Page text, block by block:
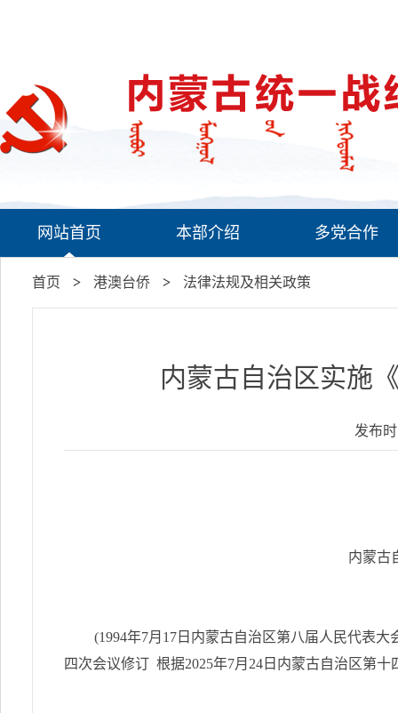
网站首页 本部介绍 多党合作
首页 > 港澳台侨 > 法律法规及相关政策
内蒙古自治区实施
发布
内蒙古
(1994年7月17日内蒙古自治区第八届人民代表
四次会议修订 根据2025年7月24日内蒙古自治区第